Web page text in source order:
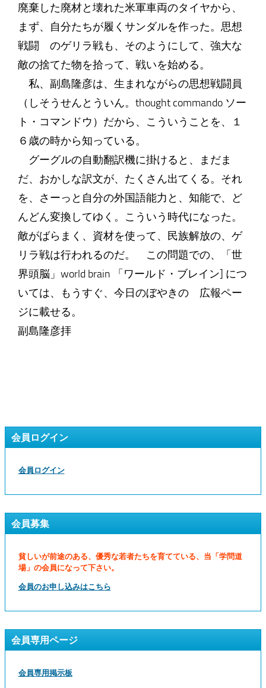
廃棄した廃材と壊れた米軍車両のタイヤから、
まず、自分たちが履くサンダルを作った。思想
戦闘 のゲリラ戦も、そのようにして、強大な
敵の捨てた物を拾って、戦いを始める。
私、副島隆彦は、生まれながらの思想戦闘員
（しそうせんとういん。thought commando ソー
ト・コマンドウ）だから、こういうことを、１
６歳の時から知っている。
グーグルの自動翻訳機に掛けると、まだま
だ、おかしな訳文が、たくさん出てくる。それ
を、さーっと自分の外国語能力と、知能で、ど
んどん変換してゆく。こういう時代になった。
敵がばらまく、資材を使って、民族解放の、ゲ
リラ戦は行われるのだ。 この問題での、「世
界頭脳」world brain 「ワールド・ブレイン] につ
いては、もうすぐ、今日のぼやきの 広報ペー
ジに載せる。
副島隆彦拝
会員ログイン
会員ログイン
会員募集
貧しいが前途のある、優秀な若者たちを育てている、当「学問道
場」の会員になって下さい。
会員のお申し込みはこちら
会員専用ページ
会員専用掲示板